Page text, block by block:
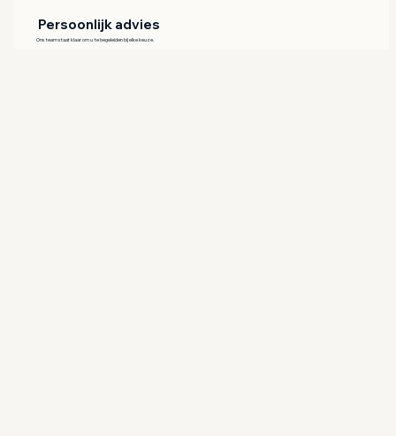
Persoonlijk advies
Ons team staat klaar om u te begeleiden bij elke keuze.